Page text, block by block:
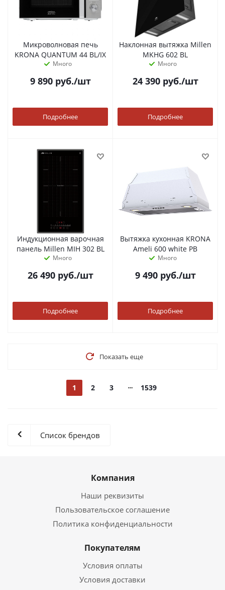
Микроволновая печь
KRONA QUANTUM 44 BL/IX
Много
9 890руб./шт
Подробнее
Наклонная вытяжка Millen
MKHG 602 BL
Много
24 390руб./шт
Подробнее
Индукционная варочная
панель Millen MIH 302 BL
Много
26 490руб./шт
Подробнее
Вытяжка кухонная KRONA
Ameli 600 white PB
Много
9 490руб./шт
Подробнее
Показать еще
1 2 3 1539
Список брендов
Компания
Наши реквизиты
Пользовательское соглашение
Политика конфиденциальности
Покупателям
Условия оплаты
Условия доставки